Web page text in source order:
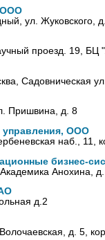
ООО
ул. Жуковского,
проезд. 19, БЦ
Садовническая
Пришвина, д. 8
управления, ООО
наб., 11,
бизнес-
Анохина,
д.2
д. 5,